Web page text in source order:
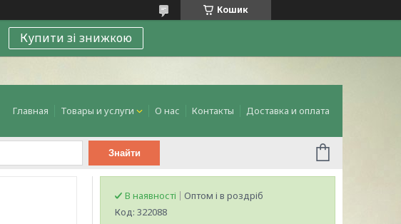
Кошик
Купити зі знижкою
Главная Товары и услуги О нас Контакты Доставка и оплата
Знайти
В наявності
Оптом і в роздріб
Код: 322088